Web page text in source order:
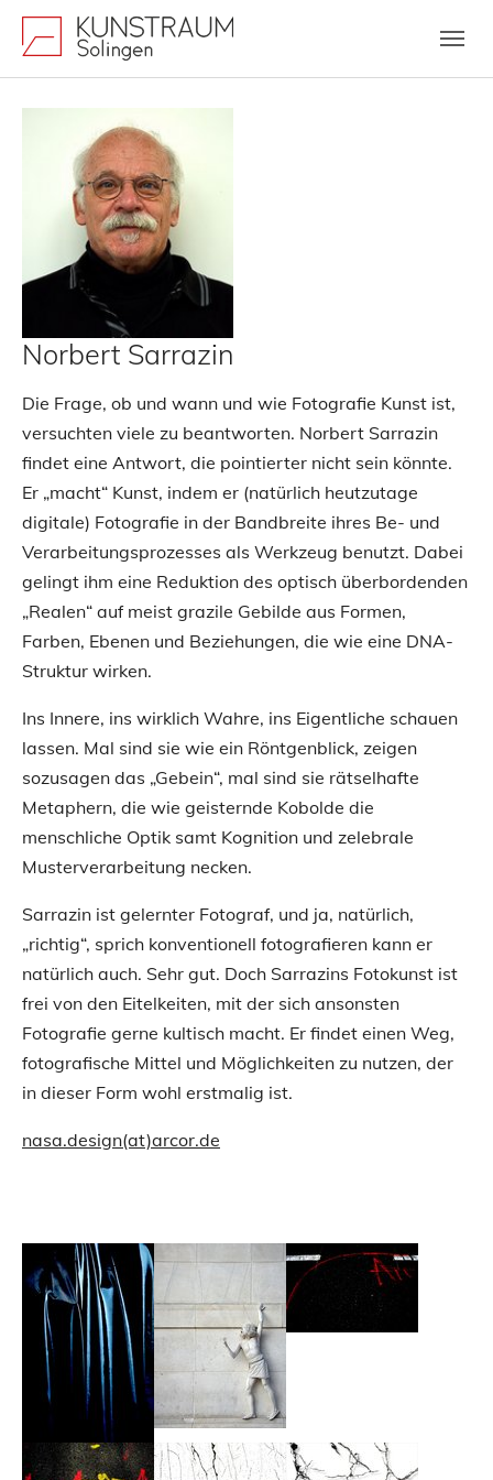
Zum Hauptinhalt springen
Skip to page footer
Norbert Sarrazin
Die Frage, ob und wann und wie Fotografie Kunst ist,
versuchten viele zu beantworten. Norbert Sarrazin
findet eine Antwort, die pointierter nicht sein könnte.
Er „macht“ Kunst, indem er (natürlich heutzutage
digitale) Fotografie in der Bandbreite ihres Be- und
Verarbeitungsprozesses als Werkzeug benutzt. Dabei
gelingt ihm eine Reduktion des optisch überbordenden
„Realen“ auf meist grazile Gebilde aus Formen,
Farben, Ebenen und Beziehungen, die wie eine DNA-
Struktur wirken.
Ins Innere, ins wirklich Wahre, ins Eigentliche schauen
lassen. Mal sind sie wie ein Röntgenblick, zeigen
sozusagen das „Gebein“, mal sind sie rätselhafte
Metaphern, die wie geisternde Kobolde die
menschliche Optik samt Kognition und zelebrale
Musterverarbeitung necken.
Sarrazin ist gelernter Fotograf, und ja, natürlich,
„richtig“, sprich konventionell fotografieren kann er
natürlich auch. Sehr gut. Doch Sarrazins Fotokunst ist
frei von den Eitelkeiten, mit der sich ansonsten
Fotografie gerne kultisch macht. Er findet einen Weg,
fotografische Mittel und Möglichkeiten zu nutzen, der
in dieser Form wohl erstmalig ist.
nasa.design(at)arcor.de
Show larger versionShow larger versionShow larger version
Show larger versionShow larger versionShow larger version